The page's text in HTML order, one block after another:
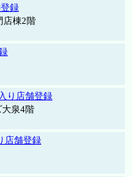
録
店棟2階
り店舗登録
泉4階
店舗登録